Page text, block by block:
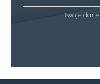
Twoje